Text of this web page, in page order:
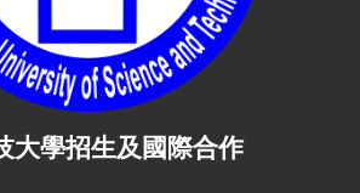
大學招生及國際合作